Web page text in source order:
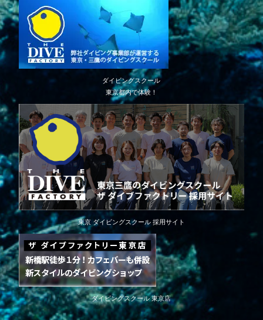
ダイビングスクール
東京都内で体験！
東京 ダイビングスクール 採用サイト
ダイビングスクール 東京店